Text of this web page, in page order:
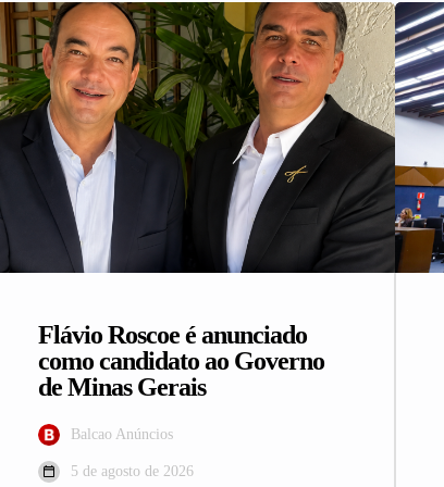
Flávio Roscoe é anunciado
como candidato ao Governo
de Minas Gerais
Balcao Anúncios
5 de agosto de 2026